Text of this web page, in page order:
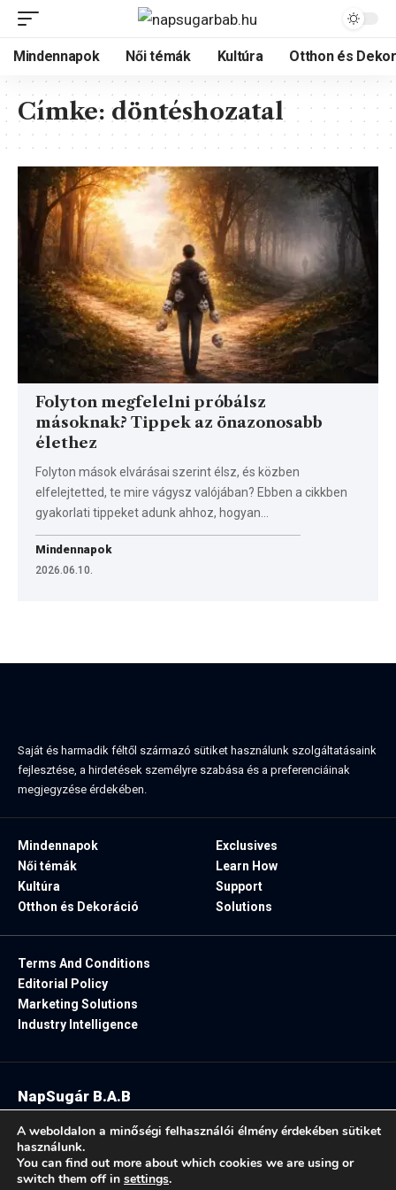
Mindennapok Női témák Kultúra Otthon és
Címke: döntéshozatal
Folyton megfelelni próbálsz
másoknak? Tippek az önazonosabb
élethez
Folyton mások elvárásai szerint élsz, és közben
elfelejtetted, te mire vágysz valójában? Ebben a cikkben
gyakorlati tippeket adunk ahhoz, hogyan…
Mindennapok
2026.06.10.
Saját és harmadik féltől származó sütiket használunk szolgáltatásaink
fejlesztése, a hirdetések személyre szabása és a preferenciáinak
megjegyzése érdekében.
Mindennapok
Női témák
Kultúra
Otthon és Dekoráció
Exclusives
Learn How
Support
Solutions
Terms And Conditions
Editorial Policy
Marketing Solutions
Industry Intelligence
Follow US:
NapSugár B.A.B
A weboldalon a minőségi felhasználói élmény érdekében sütiket
használunk.
You can find out more about which cookies we are using or
switch them off in settings.